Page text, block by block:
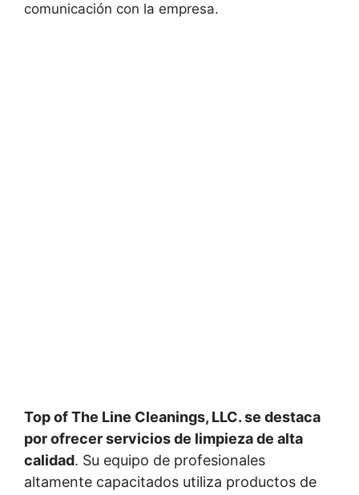
comunicación con la empresa.
Top of The Line Cleanings, LLC. se destaca
por ofrecer servicios de limpieza de alta
calidad. Su equipo de profesionales
altamente capacitados utiliza productos de